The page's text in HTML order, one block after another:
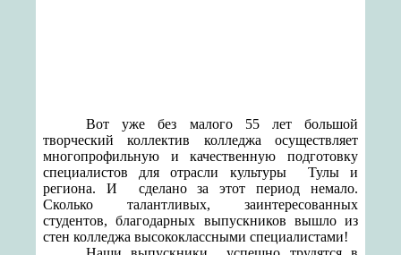
Вот уже без малого 55 лет большой
творческий коллектив колледжа осуществляет
многопрофильную и качественную подготовку
специалистов для отрасли культуры Тулыи
региона. И
сделано за этот период немало.
Сколько талантливых, заинтересованных
студентов, благодарных выпускников вышло из
стен колледжа высококлассными специалистами!